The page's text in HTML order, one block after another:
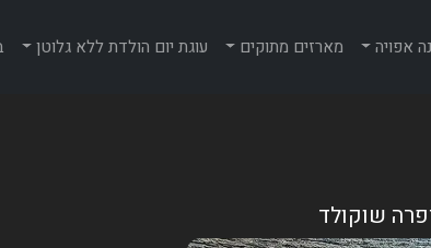
אפויה מארזים מתוקים עוגת יום הולדת ללא גלוטן
שוקולד